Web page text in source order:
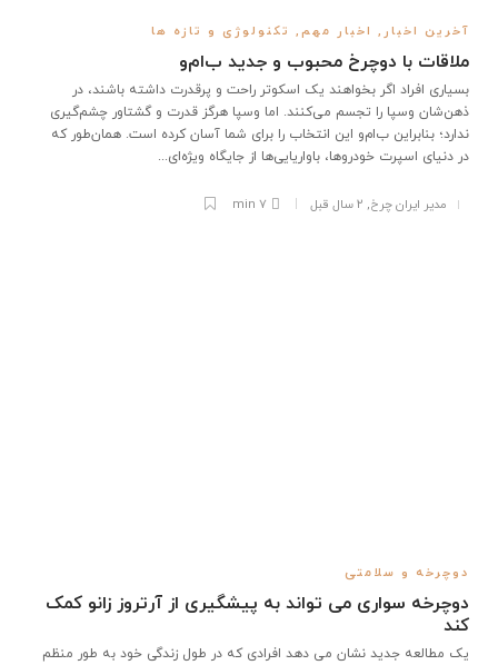
آخرین اخبار , اخبار مهم, تکنولوژی و تازه ها
ملاقات با دوچرخ محبوب و جدید ب‌ام‌و
بسیاری افراد اگر بخواهند یک اسکوتر راحت و پرقدرت داشته باشند، در
ذهن‌شان وسپا را تجسم می‌کنند. اما وسپا هرگز قدرت و گشتاور چشم‌گیری
ندارد؛ بنابراین ب‌ام‌و این انتخاب را برای شما آسان کرده است. همان‌طور که
در دنیای اسپرت خودروها، باواریایی‌ها از جایگاه ویژه‌ای...
مدیر ایران چرخ, ۲ سال قبل
دوچرخه و سلامتی
دوچرخه سواری می تواند به پیشگیری از آرتروز زانو کمک
کند
یک مطالعه جدید نشان می دهد افرادی که در طول زندگی خود به طور منظم